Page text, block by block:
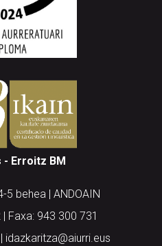
Erroitz BM
5 behea | ANDOAIN
Faxa: 943 300 731
idazkaritza@aiurri.eus